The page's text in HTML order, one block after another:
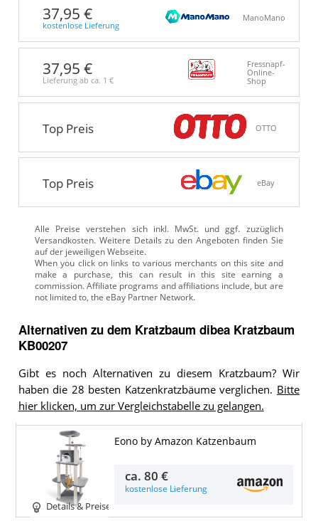
37,95 €
kostenlose Lieferung
ManoMano
37,95 €
Lieferung ab ca. 1 €
Fressnapf-
Online-
Shop
Top Preis OTTO
Top Preis eBay
Alle Preise verstehen sich inkl. MwSt. und ggf. zuzüglich
Versandkosten. Weitere Details zu den Angeboten finden Sie
auf der jeweiligen Webseite.
Alternativen zu dem Kratzbaum dibea Kratzbaum
KB00207
Gibt es noch Alternativen zu diesem Kratzbaum? Wir
haben die 28 besten Katzenkratzbäume verglichen. Bitte
hier klicken, um zur Vergleichstabelle zu gelangen.
Details & Preise
Eono by Amazon Katzenbaum
ca.80 €
kostenlose Lieferung